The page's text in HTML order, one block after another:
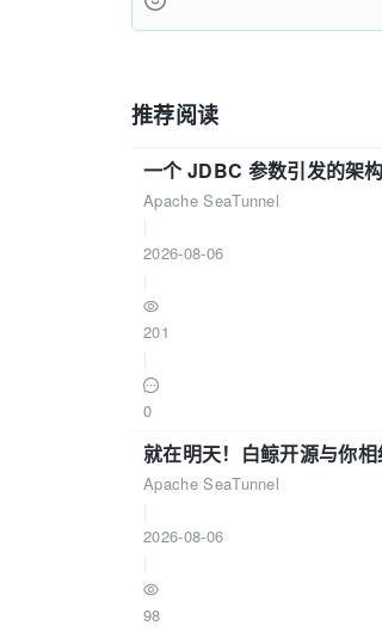
推荐阅读
一个 JDBC 参数引发的架
Apache SeaTunnel
2026-08-06
201
0
就在明天！白鲸开源与你
Apache SeaTunnel
2026-08-06
98